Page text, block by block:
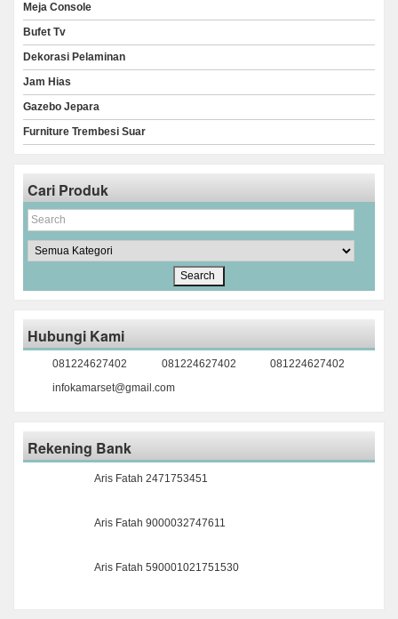
Meja Console
Bufet Tv
Dekorasi Pelaminan
Jam Hias
Gazebo Jepara
Furniture Trembesi Suar
Cari Produk
Hubungi Kami
081224627402 081224627402
081224627402
infokamarset@gmail.com
Rekening Bank
Aris Fatah 2471753451
Aris Fatah 9000032747611
Aris Fatah 590001021751530